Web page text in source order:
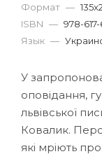
Формат —
ISBN — 978-
Язык —
У
оповідання,
львівської
Ковалик.
які мріють